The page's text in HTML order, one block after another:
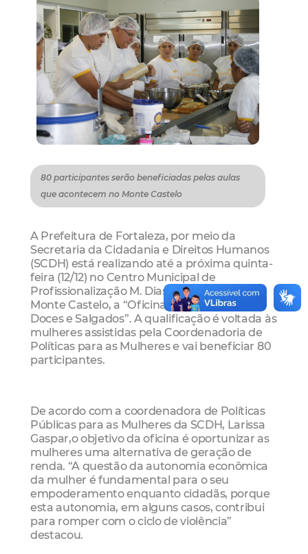
80 participantes serão beneficiadas pelas aulas
que acontecem no Monte Castelo
A Prefeitura de Fortaleza, por meio da
Secretaria da Cidadania e Direitos Humanos
(SCDH) está realizando até a próxima quinta-
feira (12/12) no Centro Municipal de
Profissionalização M. Dias Branco, no bairro
Monte Castelo, a “Oficina Faça e Venda:
Doces e Salgados”. A qualificação é voltada às
mulheres assistidas pela Coordenadoria de
Políticas para as Mulheres e vai beneficiar 80
participantes.
De acordo com a coordenadora de Políticas
Públicas para as Mulheres da SCDH, Larissa
Gaspar,o objetivo da oficina é oportunizar as
mulheres uma alternativa de geração de
renda. “A questão da autonomia econômica
da mulher é fundamental para o seu
empoderamento enquanto cidadãs, porque
esta autonomia, em alguns casos, contribui
para romper com o ciclo de violência”
destacou.